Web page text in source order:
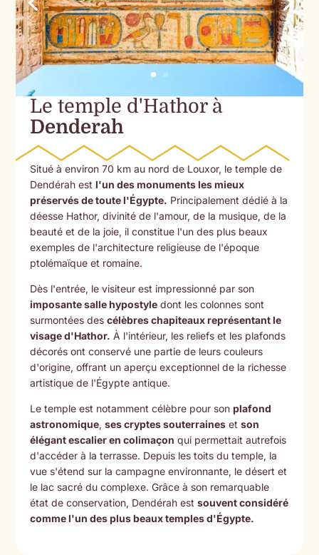
Le temple d'Hathor à
Denderah
Situé à environ 70 km au nord de Louxor, le temple de
Dendérah estl'un des monuments les mieux
préservés de toute l'Égypte. Principalement dédié à la
déesse Hathor, divinité de l'amour, de la musique, de la
beauté et de la joie, il constitue l'un des plus beaux
exemples de l'architecture religieuse de l'époque
ptolémaïque et romaine.
Dès l'entrée, le visiteur est impressionné par son
imposante salle hypostyle dont les colonnes sont
surmontées descélèbres chapiteaux représentant le
visage d'Hathor. À l'intérieur, les reliefs et les plafonds
décorés ont conservé une partie de leurs couleurs
d'origine, offrant un aperçu exceptionnel de la richesse
artistique de l'Égypte antique.
Le temple est notamment célèbre pour sonplafond
astronomique,ses cryptes souterraines etson
élégant escalier en colimaçon qui permettait autrefois
d'accéder à la terrasse. Depuis les toits du temple, la
vue s'étend sur la campagne environnante, le désert et
le lac sacré du complexe. Grâce à son remarquable
état de conservation, Dendérah estsouvent considéré
comme l'un des plus beaux temples d'Égypte.